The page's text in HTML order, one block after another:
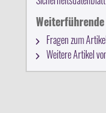
Fragen zum
Weitere Artikel